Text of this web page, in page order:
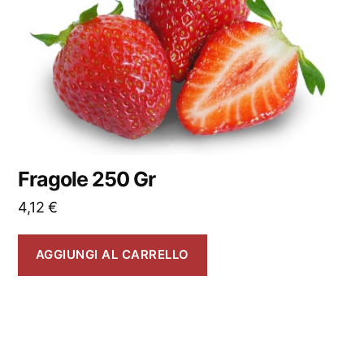
Fragole 250 Gr
4,12€
AGGIUNGI AL CARRELLO